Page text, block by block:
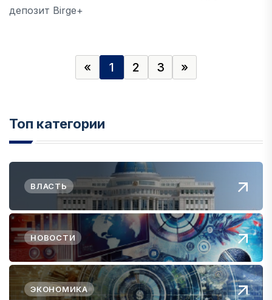
депозит Birge+
« 1 2 3 »
Топ категории
ВЛАСТЬ
НОВОСТИ
ЭКОНОМИКА